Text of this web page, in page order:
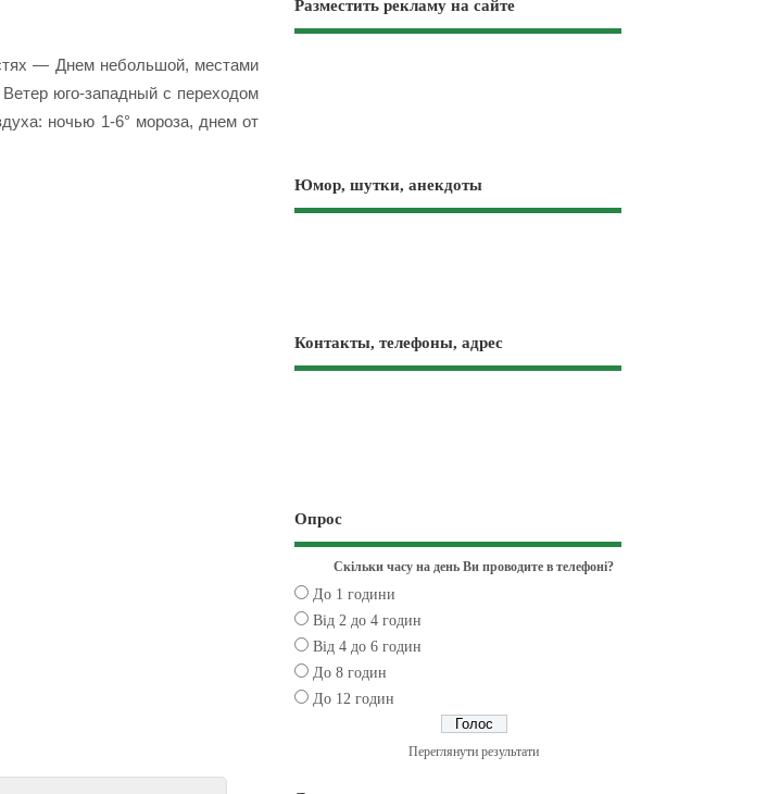
— Днем небольшой, местами
юго-западный с переходом
ночью 1-6° мороза, днем от
Разместить рекламу на сайте
Юмор, шутки, анекдоты
Контакты, телефоны, адрес
Опрос
Скільки часу на день Ви проводите в телефоні?
До 1 години
Від 2 до 4 годин
Від 4 до 6 годин
До 8 годин
До 12 годин
Переглянути результати